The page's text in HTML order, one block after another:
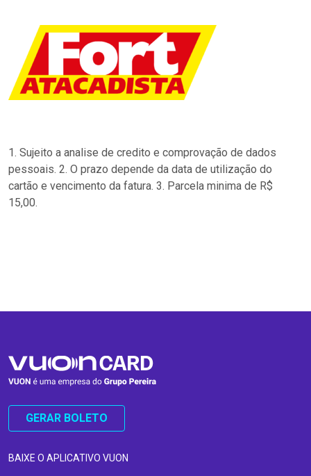
1. Sujeito a analise de credito e comprovação de dados
pessoais. 2. O prazo depende da data de utilização do
cartão e vencimento da fatura. 3. Parcela minima de R$
15,00.
GERAR BOLETO
BAIXE O APLICATIVO VUON